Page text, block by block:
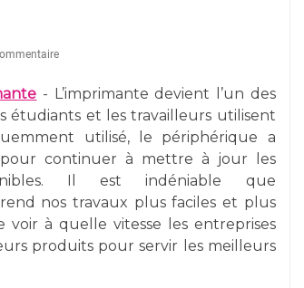
- L’imprimante devient l’un des
étudiants et les travailleurs utilisent
utilisé, le périphérique a
continuer à mettre à jour les
Il est indéniable que
nos travaux plus faciles et plus
voir à quelle vitesse les entreprises
produits pour servir les meilleurs